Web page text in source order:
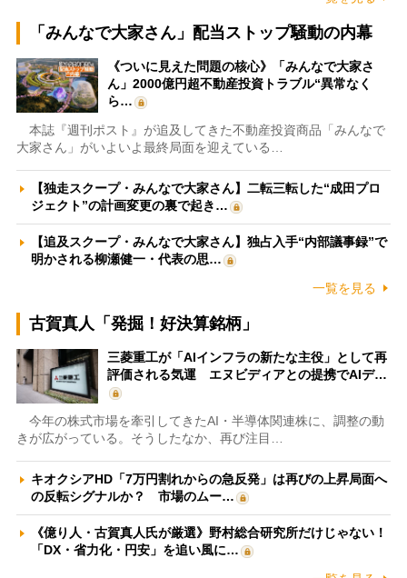
「みんなで大家さん」配当ストップ騒動の内幕
《ついに見えた問題の核心》「みんなで大家さ
ん」2000億円超不動産投資トラブル“異常なく
ら…
本誌『週刊ポスト』が追及してきた不動産投資商品「みんなで
大家さん」がいよいよ最終局面を迎えている…
【独走スクープ・みんなで大家さん】二転三転した“成田プロ
ジェクト”の計画変更の裏で起き…
【追及スクープ・みんなで大家さん】独占入手“内部議事録”で
明かされる柳瀬健一・代表の思…
一覧を見る
古賀真人「発掘！好決算銘柄」
三菱重工が「AIインフラの新たな主役」として再
評価される気運 エヌビディアとの提携でAIデ…
今年の株式市場を牽引してきたAI・半導体関連株に、調整の動
きが広がっている。そうしたなか、再び注目…
キオクシアHD「7万円割れからの急反発」は再びの上昇局面へ
の反転シグナルか？ 市場のムー…
《億り人・古賀真人氏が厳選》野村総合研究所だけじゃない！
「DX・省力化・円安」を追い風に…